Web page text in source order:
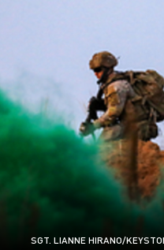
SGT. LIANNE HIRANO/